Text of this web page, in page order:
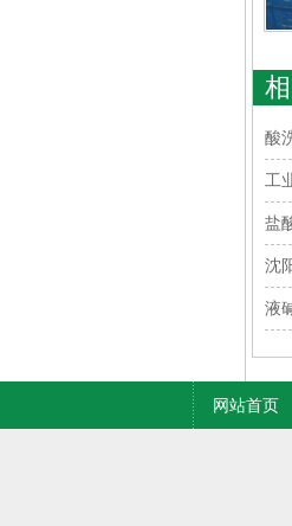
酸
工
盐
沈
液
网站首页